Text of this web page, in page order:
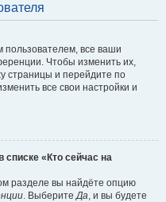
пользователем, все ваши
Чтобы изменить их,
страницы и перейдите по
все свои настройки и
списке «Кто сейчас на
разделе вы найдёте опцию
. ВыберитеДа, и вы будете